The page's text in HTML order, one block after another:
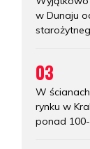
w Dunaju
03
W
rynku w
ponad